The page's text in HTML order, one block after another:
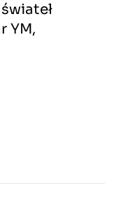
YM,